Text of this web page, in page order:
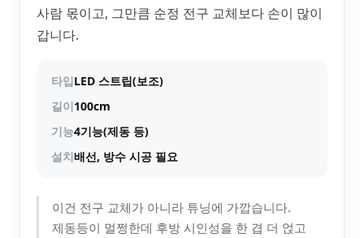
사람 몫이고, 그만큼 순정 전구 교체보다 손이 많이
갑니다.
타입LED 스트립(보조)
길이100cm
기능4기능(제동 등)
설치배선, 방수 시공 필요
이건 전구 교체가 아니라 튜닝에 가깝습니다.
제동등이 멀쩡한데 후방 시인성을 한 겹 더 얹고